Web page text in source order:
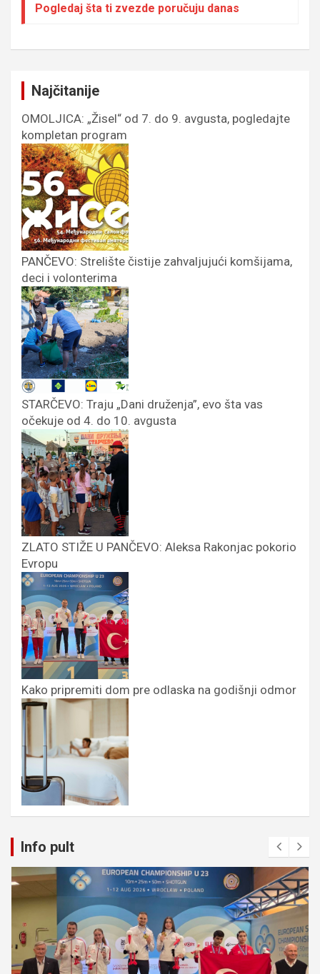
Pogledaj šta ti zvezde poručuju danas
Najčitanije
OMOLJICA: „Žisel“ od 7. do 9. avgusta, pogledajte
kompletan program
PANČEVO: Strelište čistije zahvaljujući komšijama,
deci i volonterima
STARČEVO: Traju „Dani druženja”, evo šta vas
očekuje od 4. do 10. avgusta
ZLATO STIŽE U PANČEVO: Aleksa Rakonjac pokorio
Evropu
Kako pripremiti dom pre odlaska na godišnji odmor
Info pult